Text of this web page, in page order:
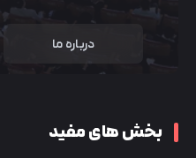
درباره ما
بخش های مفید